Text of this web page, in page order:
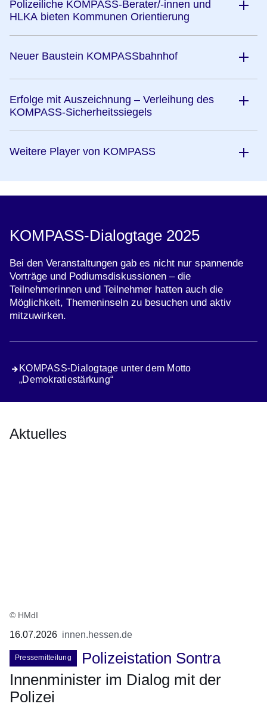
Polizeiliche KOMPASS-Berater/-innen und
HLKA bieten Kommunen Orientierung
Neuer Baustein KOMPASSbahnhof
Erfolge mit Auszeichnung – Verleihung des
KOMPASS-Sicherheitssiegels
Weitere Player von KOMPASS
KOMPASS-Dialogtage 2025
Bei den Veranstaltungen gab es nicht nur spannende
Vorträge und Podiumsdiskussionen – die
Teilnehmerinnen und Teilnehmer hatten auch die
Möglichkeit, Themeninseln zu besuchen und aktiv
mitzuwirken.
KOMPASS-Dialogtage unter dem Motto
„Demokratiestärkung“
Aktuelles
© HMdI
16.07.2026 innen.hessen.de
Pressemitteilung
Polizeistation Sontra
Innenminister im Dialog mit der
Polizei